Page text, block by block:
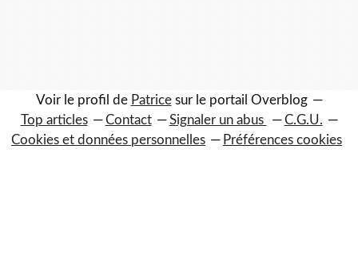
Voir le profil de Patricesur le portail Overblog
Top articles
Contact Signaler un abus
C.G.U.
Cookies et données personnelles
Préférences cookies